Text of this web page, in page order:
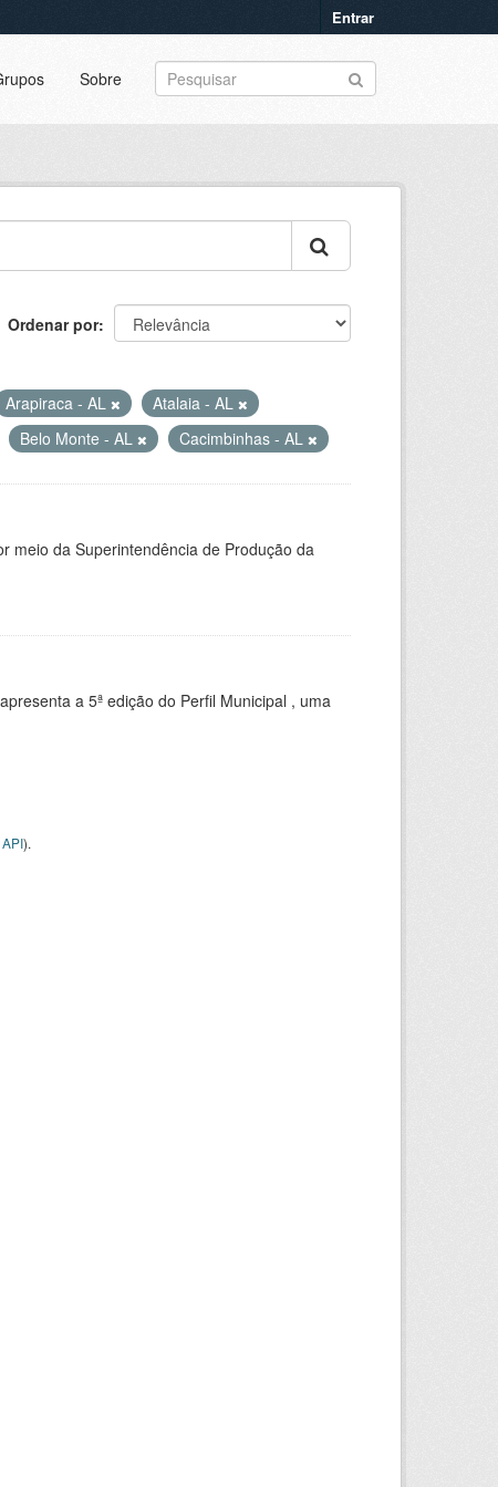
Entrar
Sobre
Ordenar por
Arapiraca - AL
Atalaia - AL
Belo Monte - AL Cacimbinhas - AL
meio da Superintendência de Produção da
a 5ª edição do Perfil Municipal , uma
).